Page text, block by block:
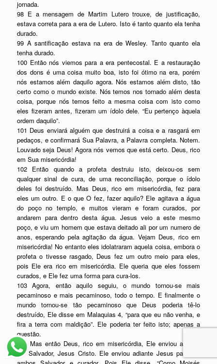
jornada.
98 E a mensagem de Martim Lutero trouxe, de justificação,
estava correta para a era de Lutero. Isto é tanto quanto ela tenha
durado.
99 A santificação estava na era de Wesley. Tanto quanto ela
tenha durado.
100 Então nós viemos para a era pentecostal. E a restauração
dos dons é uma coisa muito boa, isto foi ótimo na era, porém
nós estamos além daquilo agora. Nós estamos além disto, tão
certo como o mundo existe. Nós temos nos tornado além desta
coisa, porque nós temos feito a mesma coisa com isto como
eles fizeram antes, fizeram um ídolo dele. “Eu pertenço àquela
ordem daquilo”.
101 Deus enviará alguém que destruirá a coisa e a rasgará em
pedaços, e confirmará Sua Palavra, a Palavra completa. Notem.
Louvado seja Deus! Agora nós vemos que está certo. Deus, rico
em Sua misericórdia!
102 Então quando a profeta destruiu isto, deixou-os sem
qualquer sinal de cura, de uma reconciliação, porque o ídolo
deles foi destruído. Mas Deus, rico em misericórdia, fez para
eles um outro. E o que O fez, fazer aquilo? Ele agitava a água
do poço no templo, e muitos vieram e foram curados, por
andarem para dentro desta água. Jesus veio a este mesmo
poço, e viu um homem que estava deitado ali por um numero de
anos, esperando pela agitação da água. Vejam Deus, rico em
misericórdia! No entanto eles idolatraram aquela coisa, embora o
profeta o tivesse rasgado, Deus fez um outro meio para eles,
pois Ele era rico em misericórdia. Ele queria que eles fossem
curados, e Ele fez uma forma para cura-los.
103 Agora, então aquilo seguiu, o mundo tornou-se mais
pecaminoso e mais pecaminoso, todo o tempo. E finalmente o
mundo tornou-se tão pecaminoso que Deus poderia tê-lo
destruído, Ele disse em Malaquias 4, “para que eu não venha, e
fira a terra com maldição”. Ele poderia ter feito isto; apenas a
questão.
104 Mas então Deus, rico em misericórdia, Ele enviou adiante
um Salvador, Jesus Cristo. Ele enviou adiante Jesus para ser